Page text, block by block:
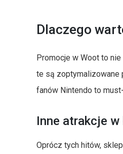
Dlaczego
Promocje w Woot to
te są zoptymalizowane
fanów Nintendo to
Inne atrakcje
Oprócz tych hitów,